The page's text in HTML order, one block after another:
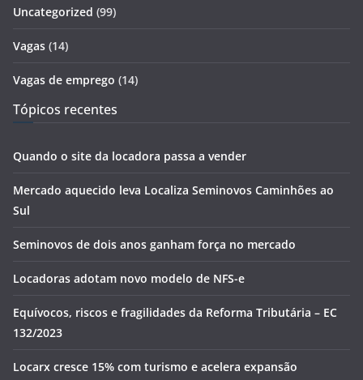
Uncategorized (99)
Vagas (14)
Vagas de emprego (14)
Tópicos recentes
Quando o site da locadora passa a vender
Mercado aquecido leva Localiza Seminovos Caminhões ao
Sul
Seminovos de dois anos ganham força no mercado
Locadoras adotam novo modelo de NFS-e
Equívocos, riscos e fragilidades da Reforma Tributária – EC
132/2023
Locarx cresce 15% com turismo e acelera expansão